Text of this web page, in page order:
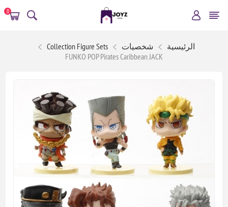
0
الرئيسية شخصيات
Collection Figure Sets
FUNKO POP Pirates Caribbean JACK